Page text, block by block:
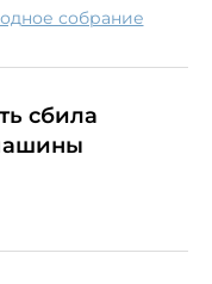
собрание
сбила